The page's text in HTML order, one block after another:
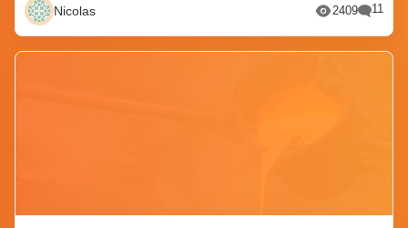
Nicolas 2409 11